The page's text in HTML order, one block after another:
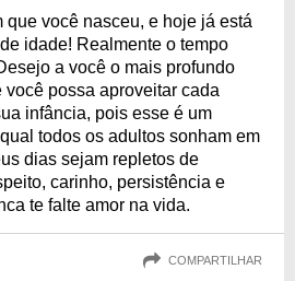
que você nasceu, e hoje já está
idade! Realmente o tempo
a você o mais profundo
possa aproveitar cada
infância, pois esse é um
todos os adultos sonham em
dias sejam repletos de
carinho, persistência e
te falte amor na vida.
COMPARTILHAR